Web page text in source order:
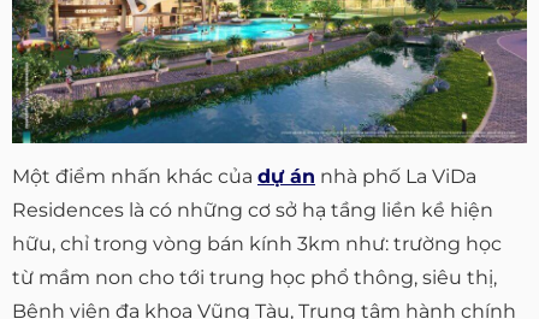
Một điểm nhấn khác của dự án nhà phố La ViDa
Residences là có những cơ sở hạ tầng liền kề hiện
hữu, chỉ trong vòng bán kính 3km như: trường học
từ mầm non cho tới trung học phổ thông, siêu thị,
Bệnh viện đa khoa Vũng Tàu, Trung tâm hành chính